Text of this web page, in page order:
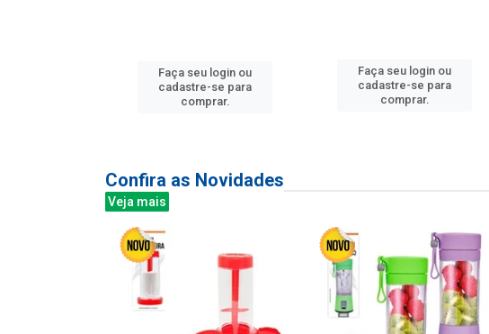
Faça seu login ou
cadastre-se para
comprar.
Faça seu login ou
cadastre-se para
comprar.
Confira as Novidades
Veja mais